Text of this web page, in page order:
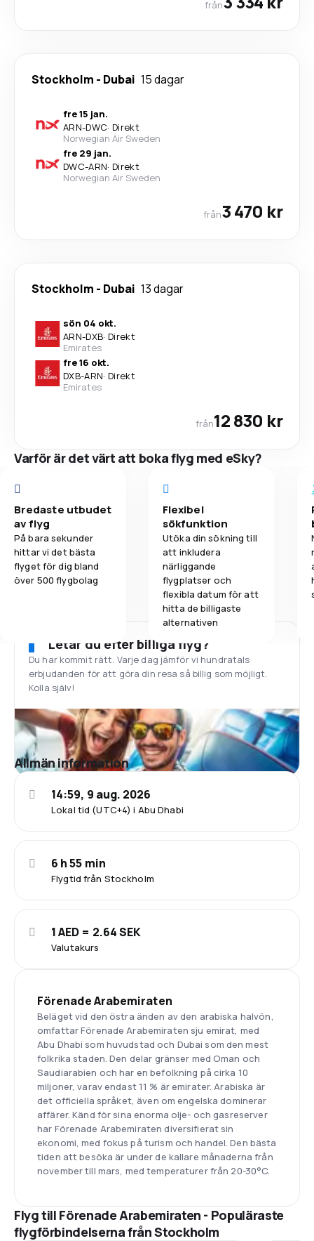
från
Stockholm - Dubai 15 dagar
fre 15 jan.
ARN-DWC· Direkt
Norwegian Air Sweden
fre 29 jan.
DWC-ARN· Direkt
Norwegian Air Sweden
från3 470 kr
Stockholm - Dubai 13 dagar
sön 04 okt.
ARN-DXB· Direkt
Emirates
fre 16 okt.
DXB-ARN· Direkt
Emirates
från12 830 kr
Varför är det värt att boka flyg med eSky?
Bredaste utbudet
av flyg
På bara sekunder
hittar vi det bästa
flyget för dig bland
över 500 flygbolag
Flexibel
sökfunktion
Utöka din sökning till
att inkludera
närliggande
flygplatser och
flexibla datum för att
hitta de billigaste
alternativen
Letar du efter billiga flyg?
Du har kommit rätt. Varje dag jämför vi hundratals
erbjudanden för att göra din resa så billig som möjligt.
Kolla själv!
Allmän information
Lokal tid (UTC+4) i Abu Dhabi
14:59, 9 aug. 2026
Flygtid från Stockholm
6 h 55 min
Valutakurs
1 AED = 2.64 SEK
Förenade Arabemiraten
Beläget vid den östra änden av den arabiska halvön,
omfattar Förenade Arabemiraten sju emirat, med
Abu Dhabi som huvudstad och Dubai som den mest
folkrika staden. Den delar gränser med Oman och
Saudiarabien och har en befolkning på cirka 10
miljoner, varav endast 11 % är emirater. Arabiska är
det officiella språket, även om engelska dominerar
affärer. Känd för sina enorma olje- och gasreserver
har Förenade Arabemiraten diversifierat sin
ekonomi, med fokus på turism och handel. Den bästa
tiden att besöka är under de kallare månaderna från
november till mars, med temperaturer från 20-30°C.
Flyg till Förenade Arabemiraten - Populäraste
flygförbindelserna från Stockholm